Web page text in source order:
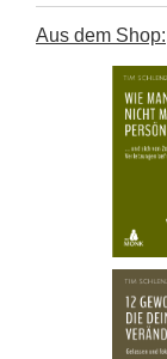
Aus dem Shop: